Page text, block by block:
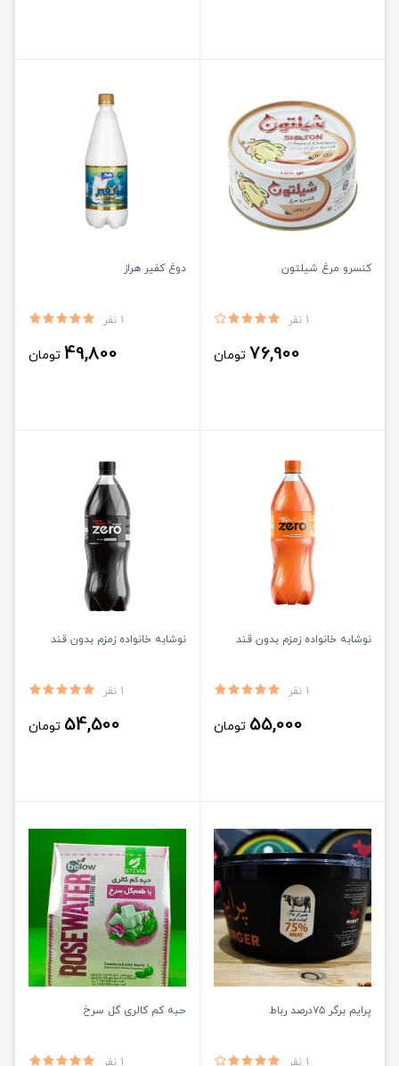
کنسرو مرغ شیلتون
1 نفر
76,900 تومان
دوغ کفیر هراز
1 نفر
49,800 تومان
نوشابه خانواده زمزم بدون قند
1 نفر
55,000 تومان
نوشابه خانواده زمزم بدون قند
1 نفر
54,500 تومان
پرایم برگر ۷۵درصد رباط
1 نفر
حبه کم کالری گل سرخ
1 نفر